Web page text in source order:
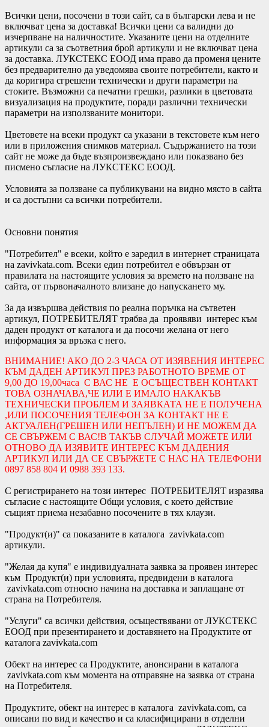
Всички цени, посочени в този сайт, са в български лева и не
включват цена за доставка! Всички цени са валидни до
изчерпване на наличностите. Указаните цени на отделните
артикули са за съответния брой артикули и не включват цена
за доставка. ЛУКСТЕКС ЕООД има право да променя цените
без предварително да уведомява своите потребители, както и
да коригира сгрешени технически и други параметри на
стоките. Възможни са печатни грешки, разлики в цветовата
визуализация на продуктите, поради различни технически
параметри на използваните монитори.
Цветовете на всеки продукт са указани в текстовете към него
или в приложения снимков материал. Съдържанието на този
сайт не може да бъде възпроизвеждано или показвано без
писмено съгласие на ЛУКСТЕКС ЕООД.
Условията за ползване са публикувани на видно място в сайта
и са достъпни са всички потребители.
Основни понятия
"Потребител" е всеки, който е заредил в интернет страницата
на zavivkata.com. Всеки един потребител е обвързан от
правилата на настоящите условия за времето на ползване на
сайта, от първоначалното влизане до напускането му.
За да извършва действия по реална поръчка на сътветен
артикул, ПОТРЕБИТЕЛЯТ трябва да проявяви интерес към
даден продукт от каталога и да посочи желана от него
информация за връзка с него.
ВНИМАНИЕ! АКО ДО 2-3 ЧАСА ОТ ИЗЯВЕНИЯ ИНТЕРЕС
КЪМ ДАДЕН АРТИКУЛ ПРЕЗ РАБОТНОТО ВРЕМЕ ОТ
9,00 ДО 19,00часа С ВАС НЕ Е ОСЪЩЕСТВЕН КОНТАКТ
ТОВА ОЗНАЧАВА,ЧЕ ИЛИ Е ИМАЛО НАКАКЪВ
ТЕХНИЧЕСКИ ПРОБЛЕМ И ЗАЯВКАТА НЕ Е ПОЛУЧЕНА
,ИЛИ ПОСОЧЕНИЯ ТЕЛЕФОН ЗА КОНТАКТ НЕ Е
АКТУАЛЕН(ГРЕШЕН ИЛИ НЕПЪЛЕН) И НЕ МОЖЕМ ДА
СЕ СВЪРЖЕМ С ВАС!В ТАКЪВ СЛУЧАЙ МОЖЕТЕ ИЛИ
ОТНОВО ДА ИЗЯВИТЕ ИНТЕРЕС КЪМ ДАДЕНИЯ
АРТИКУЛ ИЛИ ДА СЕ СВЪРЖЕТЕ С НАС НА ТЕЛЕФОНИ
0897 858 804 И 0988 393 133.
С регистрирането на този интерес ПОТРЕБИТЕЛЯТ изразява
съгласие с настоящите Общи условия, с което действие
същият приема незабавно посочените в тях клаузи.
"Продукт(и)" са показаните в каталога zavivkata.com
артикули.
"Желая да купя" е индивидуалната заявка за проявен интерес
към Продукт(и) при условията, предвидени в каталога
zavivkata.com относно начина на доставка и заплащане от
страна на Потребителя.
"Услуги" са всички действия, осъществявани от ЛУКСТЕКС
ЕООД при презентирането и доставянето на Продуктите от
каталога zavivkata.com
Обект на интерес са Продуктите, анонсирани в каталога
zavivkata.com към момента на отправяне на заявка от страна
на Потребителя.
Продуктите, обект на интерес в каталога zavivkata.com, са
описани по вид и качество и са класифицирани в отделни